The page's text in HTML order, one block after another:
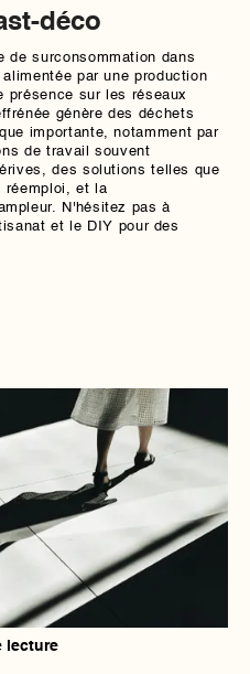
déco
de surconsommation dans
par une production
présence sur les réseaux
génère des déchets
importante, notamment par
de travail souvent
des solutions telles que
réemploi, et la
N'hésitez pas à
et le DIY pour des
lecture